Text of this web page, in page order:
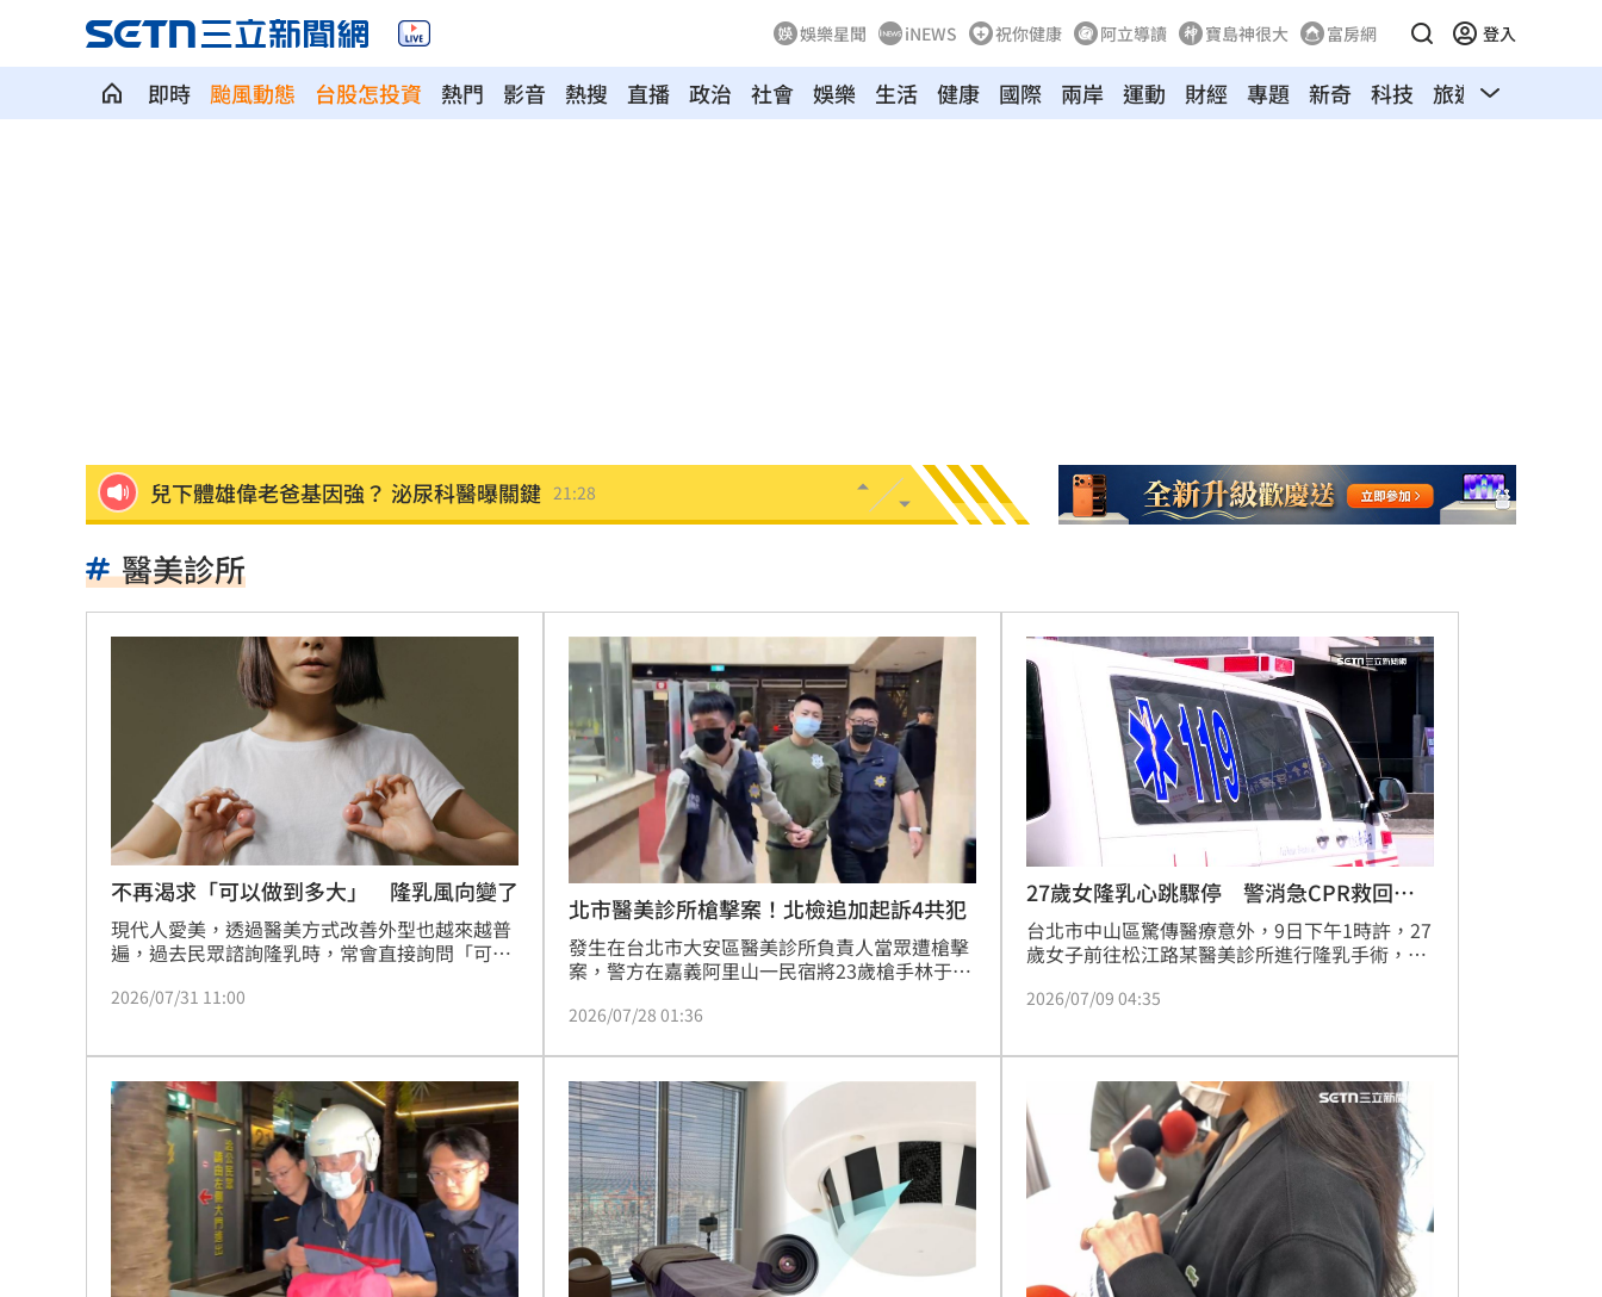
娛樂星聞 iNEWS 祝你健康 阿立導讀 寶島神很大 富房網 登入
即時 颱風動態 台股怎投資 熱門 影音 熱搜 直播 政治 社會 娛樂 生活 健康 國際 兩岸 運動 財經 專題 新奇 科技 旅遊 汽車
兒下體雄偉老爸基因強？ 泌尿科醫曝關鍵 21:28
RIIZE 3神曲連發！成燦一句話逼哭粉絲 21:18
洞洞鞋竟是假透氣！藥師揭黴菌培養皿真相 21:11
遭蔡阿嘎開撕消失！蘿拉轉行161字首發文 21:01
狂飆後考驗來了！下週1指標恐掀美股暴動 20:58
蔣萬安再提疫苗封存30年！周軒引判決開酸 20:57
2026全球移居排名 台灣「第5」贏日韓
革命衛隊要美滿足條件 否則不開放荷莫茲 20:56
顧立雄視導第三作戰區 慰勉參演官兵辛勞 20:54
放雙手騎車喊手麻！騎士遭打臉仍判罰 20:48
夢幻跨團合體！SUMMER ANJELS重現BP神曲 20:42
新／女大生伴兒屍6日聲押...法官裁定請回 20:39
醫美診所
不再渴求「可以做到多大」 隆乳風向變了
現代人愛美，透過醫美方式改善外型也越來越普
遍，過去民眾諮詢隆乳時，常會直接詢問「可以
轉向自然比例與生活需求。
2026/07/31 11:00
北市醫美診所槍擊案！北檢追加起訴4共犯
發生在台北市大安區醫美診所負責人當眾遭槍擊
案，警方在嘉義阿里山一民宿將23歲槍手林于翔
檢警持續追查，28日再依組織犯罪、槍砲彈藥刀
智、林家瑜4名共犯，對林家瑜求刑1年，其餘3
人求刑8年。
2026/07/28 01:36
27歲女隆乳心跳驟停 警消急CPR救回一
命
台北市中山區驚傳醫療意外，9日下午1時許，27
歲女子前往松江路某醫美診所進行隆乳手術，醫
跳卻突然變弱，診所員工察覺異狀，立刻打電話
象，但脈搏依舊十分微弱，遂將人送往台大醫院
2026/07/09 04:35